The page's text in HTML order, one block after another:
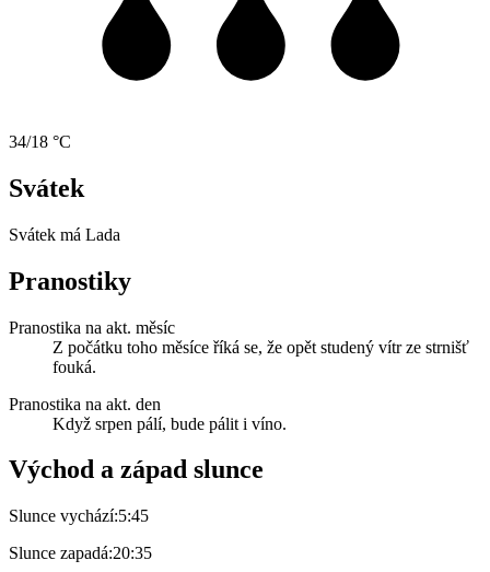
34/18 °C
Svátek
Svátek má Lada
Pranostiky
Pranostika na akt. měsíc
Z počátku toho měsíce říká se, že opět studený vítr ze strnišť
fouká.
Pranostika na akt. den
Když srpen pálí, bude pálit i víno.
Východ a západ slunce
Slunce vychází:5:45
Slunce zapadá:20:35